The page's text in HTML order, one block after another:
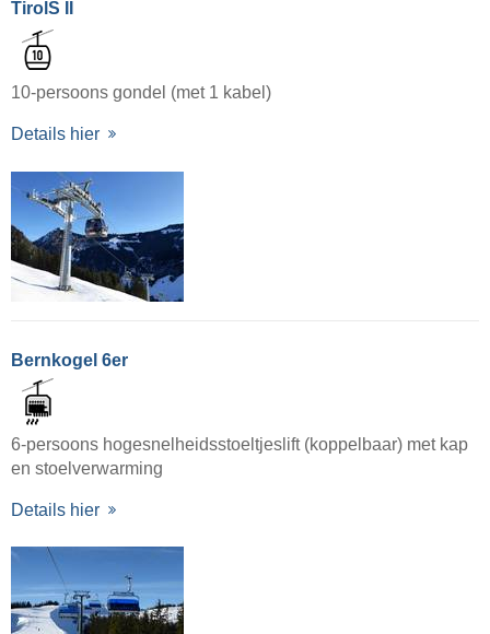
TirolS II
10-persoons gondel (met 1 kabel)
Details hier
Bernkogel 6er
6-persoons hogesnelheidsstoeltjeslift (koppelbaar) met kap
en stoelverwarming
Details hier